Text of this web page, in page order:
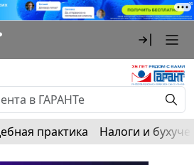
практика Налоги и